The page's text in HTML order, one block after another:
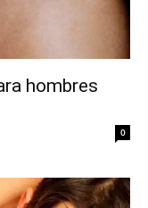
hombres
0